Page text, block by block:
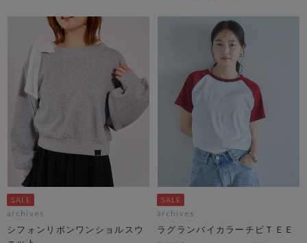
archives
シフォンリボンワンショルスウ
archives
ラグランバイカラーチビＴＥＥ